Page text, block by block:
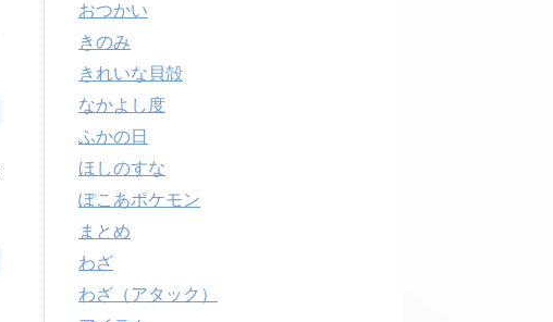
おつかい
きのみ
きれいな貝殻
なかよし度
ふかの日
ほしのすな
ぽこあポケモン
まとめ
わざ
わざ（アタック）